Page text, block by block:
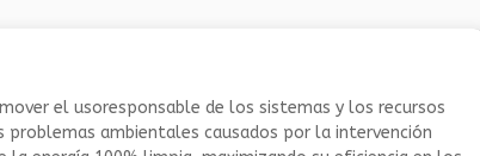
el usoresponsable de los sistemas y los recursos
ambientales causados por la intervención